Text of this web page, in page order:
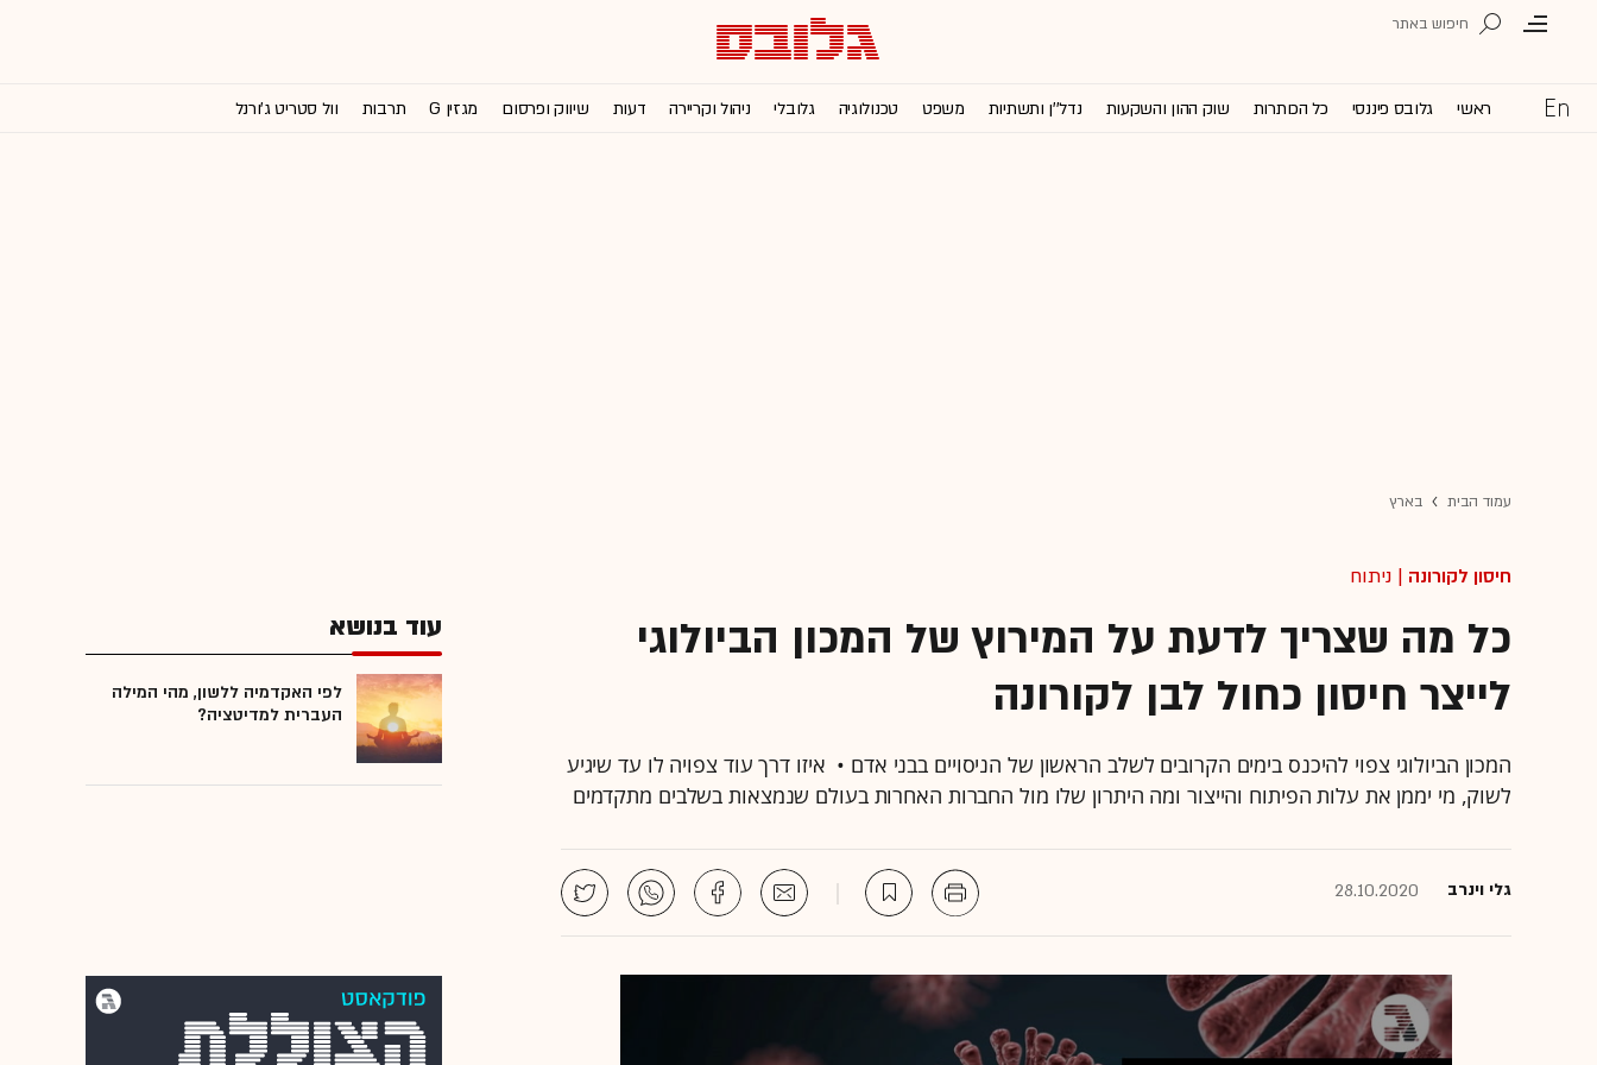
ראשי גלובס פיננסי כל הכותרות שוק ההון והשקעות נדל''ן ותשתיות משפט טכנולוגיה גלובלי ניהול וקריירה דעות שיווק ופרסום מגזין G תרבות וול סטריט ג'ורנל
עמוד הבית בארץ
חיסון לקורונה | ניתוח
כל מה שצריך לדעת על המירוץ של המכון הביולוגי
לייצר חיסון כחול לבן לקורונה
המכון הביולוגי צפוי להיכנס בימים הקרובים לשלב הראשון של הניסויים בבני אדם • איזו דרך עוד צפויה לו עד שיגיע
לשוק, מי יממן את עלות הפיתוח והייצור ומה היתרון שלו מול החברות האחרות בעולם שנמצאות בשלבים מתקדמים
גלי וינרב 28.10.2020
עוד בנושא
לפי האקדמיה ללשון, מהי המילה
העברית למדיטציה?